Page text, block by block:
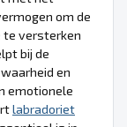
om de
te versterken
bij de
en
emotionele
labradoriet